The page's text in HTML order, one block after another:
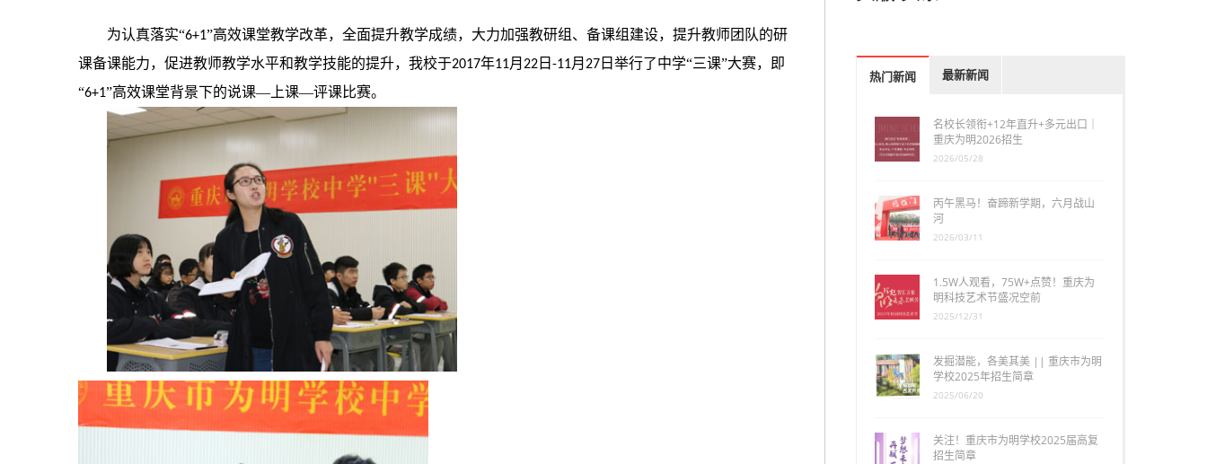
为认真落实“6+1”高效课堂教学改革，全面提升教学成绩，大力加强教研组、备课组建设，提升教师团队的研
课备课能力，促进教师教学水平和教学技能的提升，我校于2017年11月 22 日 -11月 27 日举行了中学“三课”大赛，即
“6+1”高效课堂背景下的说课— 上课—评课比赛。
热门新闻 最新新闻
名校长领衔+12年直升+多元出口｜
重庆为明2026招生
2026/05/28
丙午黑马！奋蹄新学期，六月战山
河
2026/03/11
1.5W人观看，75W+点赞！重庆为
明科技艺术节盛况空前
2025/12/31
发掘潜能，各美其美 || 重庆市为明
学校2025年招生简章
2025/06/20
关注！重庆市为明学校2025届高复
招生简章